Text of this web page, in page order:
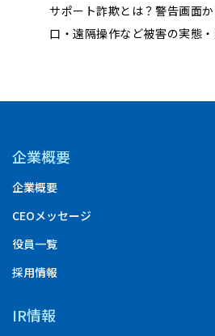
サポート詐欺とは？警告画面
口・遠隔操作など被害の実態
企業概要
企業概要
CEOメッセージ
役員一覧
採用情報
IR情報